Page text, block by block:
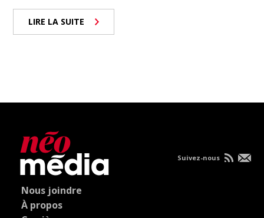
LIRE LA SUITE
Nous joindre
À propos
Suivez-nous